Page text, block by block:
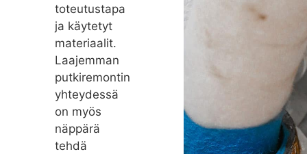
toteutustapa
ja käytetyt
materiaalit.
Laajemman
putkiremontin
yhteydessä
on myös
näppärä
tehdä